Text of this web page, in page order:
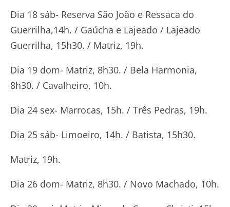
Dia 18 sáb- Reserva São João e Ressaca do
Guerrilha,14h. / Gaúcha e Lajeado / Lajeado
Guerrilha, 15h30. / Matriz, 19h.
Dia 19 dom- Matriz, 8h30. / Bela Harmonia,
8h30. / Cavalheiro, 10h.
Dia 24 sex- Marrocas, 15h. / Três Pedras, 19h.
Dia 25 sáb- Limoeiro, 14h. / Batista, 15h30.
Matriz, 19h.
Dia 26 dom- Matriz, 8h30. / Novo Machado, 10h.